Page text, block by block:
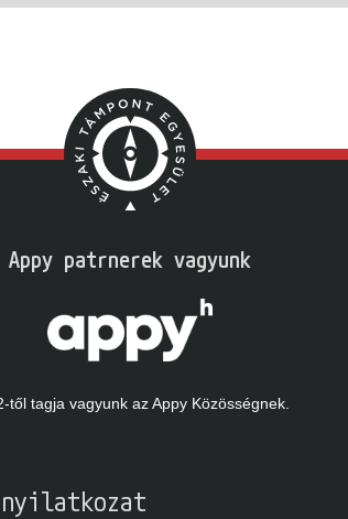
Appy patrnerek vagyunk
től tagja vagyunk az Appy Közösségnek.